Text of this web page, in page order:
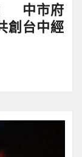
中市府
創台中經